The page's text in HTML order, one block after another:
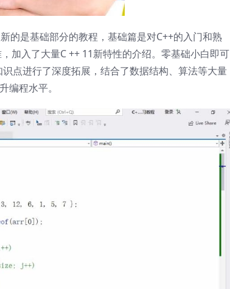
的是基础部分的教程，基础篇是对C++的入门和熟
加入了大量C ++ 11新特性的介绍。零基础小白即可
点进行了深度拓展，结合了数据结构、算法等大量
编程水平。